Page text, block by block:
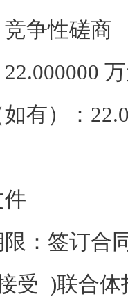
争性磋商
有）：
：签订合
受 )联合体